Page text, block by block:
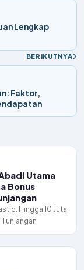
Lengkap
BERIKUTNYA
Faktor,
Utama
Bonus
Hingga 10 Juta